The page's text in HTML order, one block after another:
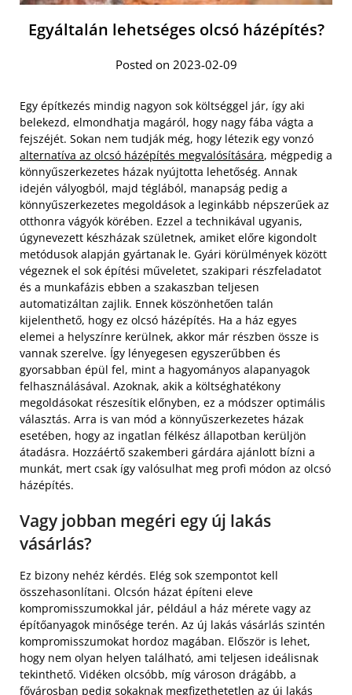
Egyáltalán lehetséges olcsó házépítés?
Posted on 2023-02-09
Egy építkezés mindig nagyon sok költséggel jár, így aki
belekezd, elmondhatja magáról, hogy nagy fába vágta a
fejszéjét. Sokan nem tudják még, hogy létezik egy vonzó
alternatíva az olcsó házépítés megvalósítására, mégpedig a
könnyűszerkezetes házak nyújtotta lehetőség. Annak
idején vályogból, majd téglából, manapság pedig a
könnyűszerkezetes megoldások a leginkább népszerűek az
otthonra vágyók körében. Ezzel a technikával ugyanis,
úgynevezett készházak születnek, amiket előre kigondolt
metódusok alapján gyártanak le. Gyári körülmények között
végeznek el sok építési műveletet, szakipari részfeladatot
és a munkafázis ebben a szakaszban teljesen
automatizáltan zajlik. Ennek köszönhetően talán
kijelenthető, hogy ez olcsó házépítés. Ha a ház egyes
elemei a helyszínre kerülnek, akkor már részben össze is
vannak szerelve. Így lényegesen egyszerűbben és
gyorsabban épül fel, mint a hagyományos alapanyagok
felhasználásával. Azoknak, akik a költséghatékony
megoldásokat részesítik előnyben, ez a módszer optimális
választás. Arra is van mód a könnyűszerkezetes házak
esetében, hogy az ingatlan félkész állapotban kerüljön
átadásra. Hozzáértő szakemberi gárdára ajánlott bízni a
munkát, mert csak így valósulhat meg profi módon az olcsó
házépítés.
Vagy jobban megéri egy új lakás
vásárlás?
Ez bizony nehéz kérdés. Elég sok szempontot kell
összehasonlítani. Olcsón házat építeni eleve
kompromisszumokkal jár, például a ház mérete vagy az
építőanyagok minősége terén. Az új lakás vásárlás szintén
kompromisszumokat hordoz magában. Először is lehet,
hogy nem olyan helyen található, ami teljesen ideálisnak
tekinthető. Vidéken olcsóbb, míg városon drágább, a
fővárosban pedig sokaknak megfizethetetlen az új lakás